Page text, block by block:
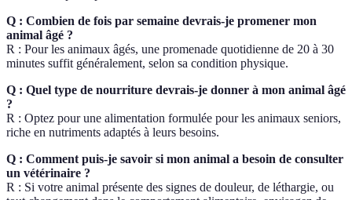
Q : Combien de fois par semaine devrais-je promener mon
animal âgé ?
R : Pour les animaux âgés, une promenade quotidienne de 20 à 30
minutes suffit généralement, selon sa condition physique.
Q : Quel type de nourriture devrais-je donner à mon animal âgé
?
R : Optez pour une alimentation formulée pour les animaux seniors,
riche en nutriments adaptés à leurs besoins.
Q : Comment puis-je savoir si mon animal a besoin de consulter
un vétérinaire ?
R : Si votre animal présente des signes de douleur, de léthargie, ou